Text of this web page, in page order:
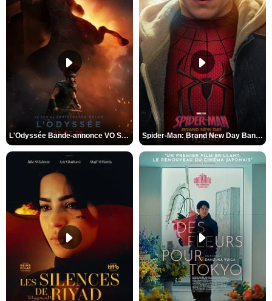
L'Odyssée Bande-annonce VO STFR Spider-Man: Brand New Day Bande-annonce VO STFR